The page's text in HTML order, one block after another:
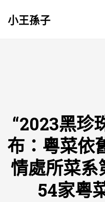
小王孫子
“2023黑珍
布：​粵菜依
情處所菜系
54家粵